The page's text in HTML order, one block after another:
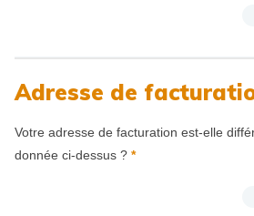
Adresse de
Votre adresse de facturation est-elle
donnée ci-dessus ? *